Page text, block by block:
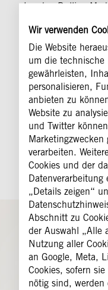
Wir verwenden
Die Website
um die technische
gewährleisten,
personalisieren,
anbieten zu
Website zu
und Twitter
Marketingzwecken
verarbeiten.
Cookies und der
„Details zeigen“
Abschnitt zu
der Auswahl „Alle
Nutzung aller
an Google, Meta,
Cookies, sofern
nötig sind,
London Bullion
dem London
(LPPM). Nicht alle
erfüllen die hohen
nicht alle Hersteller
bei der LBMA
können sich
strenge Standards
Barren weltweit als
handelbare
Sie
Wir
Sie